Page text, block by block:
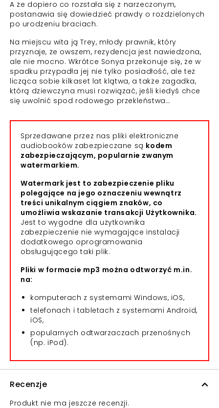
A że dopiero co rozstała się z narzeczonym,
postanawia się dowiedzieć prawdy o rozdzielonych
po urodzeniu braciach.
Na miejscu wita ją Trey, młody prawnik, który
przyznaje, że owszem, rezydencja jest nawiedzona,
ale nie mocno. Wkrótce Sonya przekonuje się, że w
spadku przypadła jej nie tylko posiadłość, ale też
licząca sobie kilkaset lat klątwa, a także zagadka,
którą dziewczyna musi rozwiązać, jeśli kiedyś chce
się uwolnić spod rodowego przekleństwa…
Sprzedawane przez nas pliki elektroniczne
audiobooków zabezpieczane są kodem
zabezpieczającym, popularnie zwanym
watermarkiem.
Watermark jest to zabezpieczenie pliku
polegające na jego oznaczeniu wewnątrz
treści unikalnym ciągiem znaków, co
umożliwia wskazanie transakcji Użytkownika.
Jest to wygodne dla użytkownika
zabezpieczenie nie wymagające instalacji
dodatkowego oprogramowania
obsługującego taki plik.
Pliki w formacie mp3 można odtworzyć m.in.
na:
komputerach z systemami Windows, iOS,
telefonach i tabletach z systemami Android,
iOS,
popularnych odtwarzaczach przenośnych
(np. iPod).
Recenzje
Produkt nie ma jeszcze recenzji.